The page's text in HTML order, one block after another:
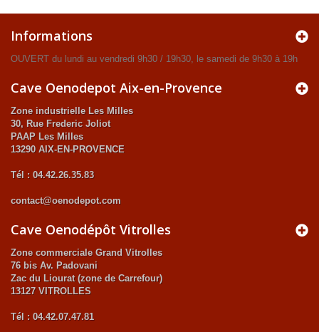
Informations
OUVERT du lundi au vendredi 9h30 / 19h30, le samedi de 9h30 à 19h
Cave Oenodepot Aix-en-Provence
Zone industrielle Les Milles
30, Rue Frederic Joliot
PAAP Les Milles
13290 AIX-EN-PROVENCE
Tél : 04.42.26.35.83
contact@oenodepot.com
Cave Oenodépôt Vitrolles
Zone commerciale Grand Vitrolles
76 bis Av. Padovani
Zac du Liourat (zone de Carrefour)
13127 VITROLLES
Tél : 04.42.07.47.81